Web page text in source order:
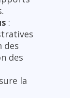
:
des
des
la